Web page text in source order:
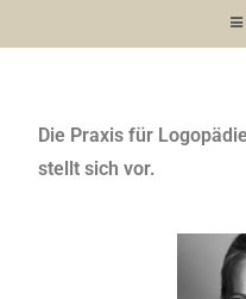
Die Praxis für
stellt sich vor.